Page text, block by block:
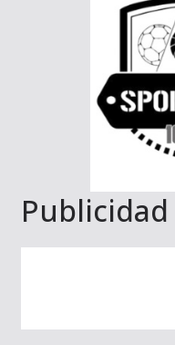
Publicidad